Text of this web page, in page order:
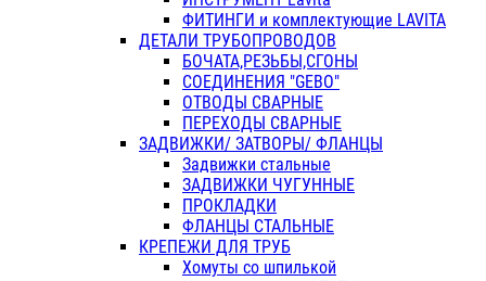
ФИТИНГИ и комплектующие LAVITA
ДЕТАЛИ ТРУБОПРОВОДОВ
БОЧАТА,РЕЗЬБЫ,СГОНЫ
СОЕДИНЕНИЯ "GEBO"
ОТВОДЫ СВАРНЫЕ
ПЕРЕХОДЫ СВАРНЫЕ
ЗАДВИЖКИ/ ЗАТВОРЫ/ ФЛАНЦЫ
Задвижки стальные
ЗАДВИЖКИ ЧУГУННЫЕ
ПРОКЛАДКИ
ФЛАНЦЫ СТАЛЬНЫЕ
КРЕПЕЖИ ДЛЯ ТРУБ
Хомуты со шпилькой